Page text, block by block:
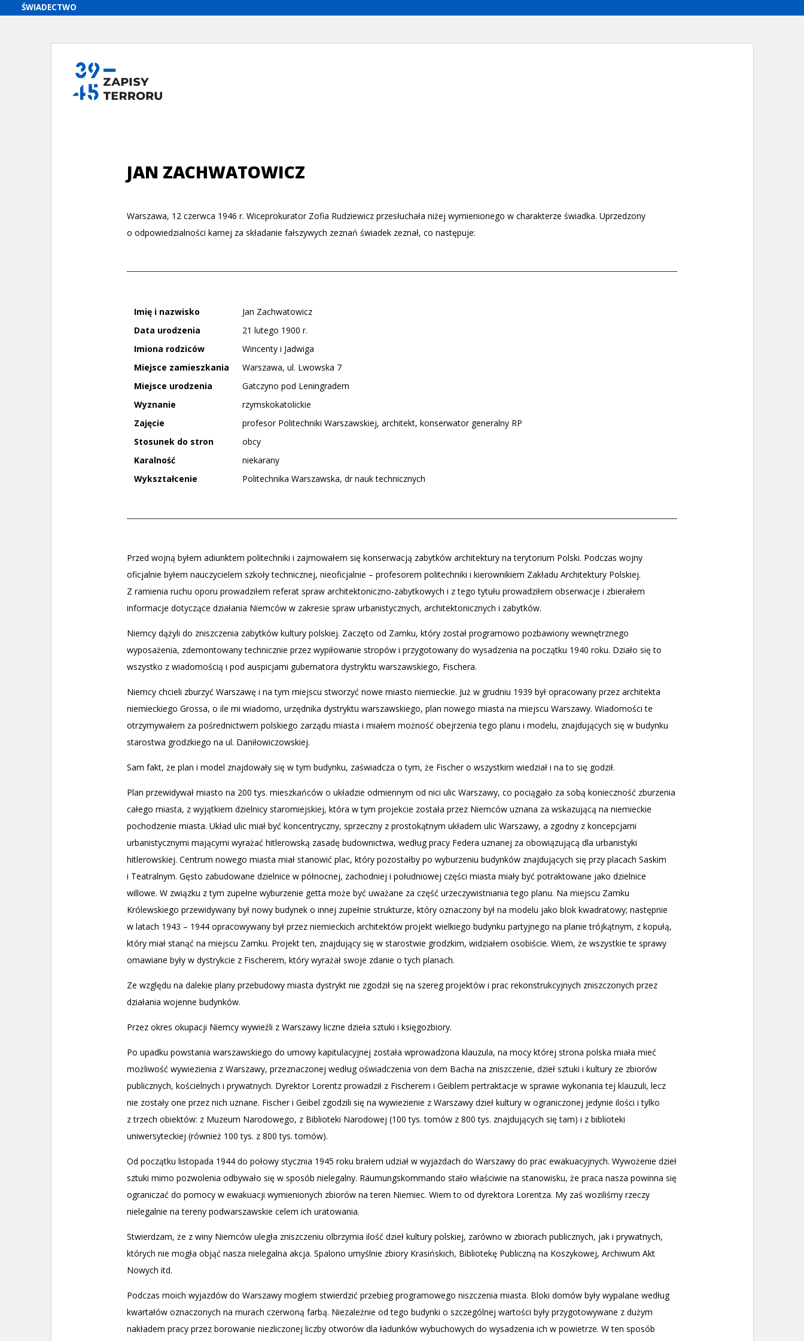
JAN ZACHWATOWICZ
Warszawa, 12 czerwca 1946 r. Wiceprokurator Zofia Rudziewicz przesłuchała niżej wymienionego w charakterze świadka. Uprzedzony
o odpowiedzialności karnej za składanie fałszywych zeznań świadek zeznał, co następuje:
Imię i nazwisko
Jan Zachwatowicz
Data urodzenia
21 lutego 1900 r.
Imiona rodziców
Wincenty i Jadwiga
Miejsce zamieszkania
Warszawa, ul. Lwowska 7
Miejsce urodzenia
Gatczyno pod Leningradem
Wyznanie
rzymskokatolickie
Zajęcie
profesor Politechniki Warszawskiej, architekt, konserwator generalny RP
Stosunek do stron
obcy
Karalność
niekarany
Wykształcenie
Politechnika Warszawska, dr nauk technicznych
Przed wojną byłem adiunktem politechniki i zajmowałem się konserwacją zabytków architektury na terytorium Polski. Podczas wojny
oficjalnie byłem nauczycielem szkoły technicznej, nieoficjalnie – profesorem politechniki i kierownikiem Zakładu Architektury Polskiej.
Z ramienia ruchu oporu prowadziłem referat spraw architektoniczno-zabytkowych i z tego tytułu prowadziłem obserwacje i zbierałem
informacje dotyczące działania Niemców w zakresie spraw urbanistycznych, architektonicznych i zabytków.
Niemcy dążyli do zniszczenia zabytków kultury polskiej. Zaczęto od Zamku, który został programowo pozbawiony wewnętrznego
wyposażenia, zdemontowany technicznie przez wypiłowanie stropów i przygotowany do wysadzenia na początku 1940 roku. Działo się to
wszystko z wiadomością i pod auspicjami gubernatora dystryktu warszawskiego, Fischera.
Niemcy chcieli zburzyć Warszawę i na tym miejscu stworzyć nowe miasto niemieckie. Już w grudniu 1939 był opracowany przez architekta
niemieckiego Grossa, o ile mi wiadomo, urzędnika dystryktu warszawskiego, plan nowego miasta na miejscu Warszawy. Wiadomości te
otrzymywałem za pośrednictwem polskiego zarządu miasta i miałem możność obejrzenia tego planu i modelu, znajdujących się w budynku
starostwa grodzkiego na ul. Daniłowiczowskiej.
Sam fakt, że plan i model znajdowały się w tym budynku, zaświadcza o tym, że Fischer o wszystkim wiedział i na to się godził.
Plan przewidywał miasto na 200 tys. mieszkańców o układzie odmiennym od nici ulic Warszawy, co pociągało za sobą konieczność zburzenia
całego miasta, z wyjątkiem dzielnicy staromiejskiej, która w tym projekcie została przez Niemców uznana za wskazującą na niemieckie
pochodzenie miasta. Układ ulic miał być koncentryczny, sprzeczny z prostokątnym układem ulic Warszawy, a zgodny z koncepcjami
urbanistycznymi mającymi wyrażać hitlerowską zasadę budownictwa, według pracy Federa uznanej za obowiązującą dla urbanistyki
hitlerowskiej. Centrum nowego miasta miał stanowić plac, który pozostałby po wyburzeniu budynków znajdujących się przy placach Saskim
i Teatralnym. Gęsto zabudowane dzielnice w północnej, zachodniej i południowej części miasta miały być potraktowane jako dzielnice
willowe. W związku z tym zupełne wyburzenie getta może być uważane za część urzeczywistniania tego planu. Na miejscu Zamku
Królewskiego przewidywany był nowy budynek o innej zupełnie strukturze, który oznaczony był na modelu jako blok kwadratowy; następnie
w latach 1943 – 1944 opracowywany był przez niemieckich architektów projekt wielkiego budynku partyjnego na planie trójkątnym, z kopułą,
który miał stanąć na miejscu Zamku. Projekt ten, znajdujący się w starostwie grodzkim, widziałem osobiście. Wiem, że wszystkie te sprawy
omawiane były w dystrykcie z Fischerem, który wyrażał swoje zdanie o tych planach.
Ze względu na dalekie plany przebudowy miasta dystrykt nie zgodził się na szereg projektów i prac rekonstrukcyjnych zniszczonych przez
działania wojenne budynków.
Przez okres okupacji Niemcy wywieźli z Warszawy liczne dzieła sztuki i księgozbiory.
Po upadku powstania warszawskiego do umowy kapitulacyjnej została wprowadzona klauzula, na mocy której strona polska miała mieć
możliwość wywiezienia z Warszawy, przeznaczonej według oświadczenia von dem Bacha na zniszczenie, dzieł sztuki i kultury ze zbiorów
publicznych, kościelnych i prywatnych. Dyrektor Lorentz prowadził z Fischerem i Geiblem pertraktacje w sprawie wykonania tej klauzuli, lecz
nie zostały one przez nich uznane. Fischer i Geibel zgodzili się na wywiezienie z Warszawy dzieł kultury w ograniczonej jedynie ilości i tylko
z trzech obiektów: z Muzeum Narodowego, z Biblioteki Narodowej (100 tys. tomów z 800 tys. znajdujących się tam) i z biblioteki
uniwersyteckiej (również 100 tys. z 800 tys. tomów).
Od początku listopada 1944 do połowy stycznia 1945 roku brałem udział w wyjazdach do Warszawy do prac ewakuacyjnych. Wywożenie dzieł
sztuki mimo pozwolenia odbywało się w sposób nielegalny. Räumungskommando stało właściwie na stanowisku, że praca nasza powinna się
ograniczać do pomocy w ewakuacji wymienionych zbiorów na teren Niemiec. Wiem to od dyrektora Lorentza. My zaś woziliśmy rzeczy
nielegalnie na tereny podwarszawskie celem ich uratowania.
Stwierdzam, że z winy Niemców uległa zniszczeniu olbrzymia ilość dzieł kultury polskiej, zarówno w zbiorach publicznych, jak i prywatnych,
których nie mogła objąć nasza nielegalna akcja. Spalono umyślnie zbiory Krasińskich, Bibliotekę Publiczną na Koszykowej, Archiwum Akt
Nowych itd.
Podczas moich wyjazdów do Warszawy mogłem stwierdzić przebieg programowego niszczenia miasta. Bloki domów były wypalane według
kwartałów oznaczonych na murach czerwoną farbą. Niezależnie od tego budynki o szczególnej wartości były przygotowywane z dużym
nakładem pracy przez borowanie niezliczonej liczby otworów dla ładunków wybuchowych do wysadzenia ich w powietrze. W ten sposób